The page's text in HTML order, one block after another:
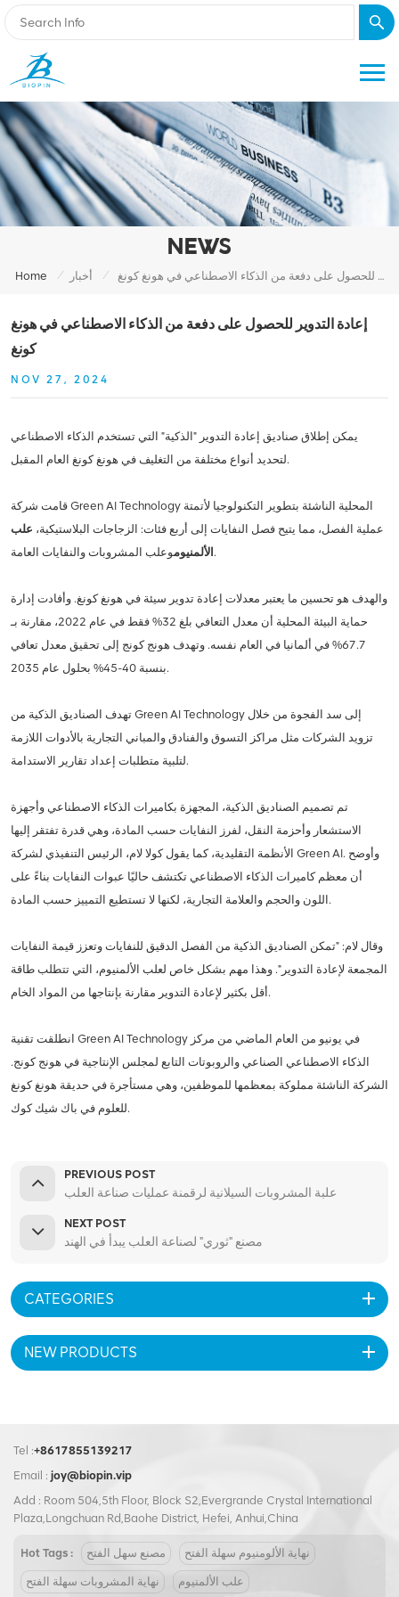
NEWS
Home / أخبار / إعادة التدوير للحصول على دفعة من الذكاء الاصطناعي في هونغ كونغ
إعادة التدوير للحصول على دفعة من الذكاء الاصطناعي في هونغ
كونغ
NOV 27, 2024
يمكن إطلاق صناديق إعادة التدوير "الذكية" التي تستخدم الذكاء الاصطناعي
لتحديد أنواع مختلفة من التغليف في هونغ كونغ العام المقبل.
قامت شركة Green AI Technology المحلية الناشئة بتطوير التكنولوجيا لأتمتة
عملية الفصل، مما يتيح فصل النفايات إلى أربع فئات: الزجاجات البلاستيكية، علب
الألمنيوم وعلب المشروبات والنفايات العامة.
والهدف هو تحسين ما يعتبر معدلات إعادة تدوير سيئة في هونغ كونغ. وأفادت إدارة
حماية البيئة المحلية أن معدل التعافي بلغ 32% فقط في عام 2022، مقارنة بـ
67.7% في ألمانيا في العام نفسه. وتهدف هونج كونج إلى تحقيق معدل تعافي
بنسبة 40-45% بحلول عام 2035.
تهدف الصناديق الذكية من Green AI Technology إلى سد الفجوة من خلال
تزويد الشركات مثل مراكز التسوق والفنادق والمباني التجارية بالأدوات اللازمة
لتلبية متطلبات إعداد تقارير الاستدامة.
تم تصميم الصناديق الذكية، المجهزة بكاميرات الذكاء الاصطناعي وأجهزة
الاستشعار وأحزمة النقل، لفرز النفايات حسب المادة، وهي قدرة تفتقر إليها
الأنظمة التقليدية، كما يقول كولا لام، الرئيس التنفيذي لشركة Green AI. وأوضح
أن معظم كاميرات الذكاء الاصطناعي تكتشف حاليًا عبوات النفايات بناءً على
اللون والحجم والعلامة التجارية، لكنها لا تستطيع التمييز حسب المادة.
وقال لام: "تمكن الصناديق الذكية من الفصل الدقيق للنفايات وتعزز قيمة النفايات
المجمعة لإعادة التدوير". وهذا مهم بشكل خاص لعلب الألمنيوم، التي تتطلب طاقة
أقل بكثير لإعادة التدوير مقارنة بإنتاجها من المواد الخام.
انطلقت تقنية Green AI Technology في يونيو من العام الماضي من مركز
الذكاء الاصطناعي الصناعي والروبوتات التابع لمجلس الإنتاجية في هونج كونج.
الشركة الناشئة مملوكة بمعظمها للموظفين، وهي مستأجرة في حديقة هونغ كونغ
للعلوم في باك شيك كوك.
PREVIOUS POST
علبة المشروبات السيلانية لرقمنة عمليات صناعة العلب
NEXT POST
مصنع "ثوري" لصناعة العلب يبدأ في الهند
CATEGORIES
NEW PRODUCTS
Tel :+8617855139217
Email : joy@biopin.vip
Add : Room 504,5th Floor, Block S2,Evergrande Crystal International
Plaza,Longchuan Rd,Baohe District, Hefei, Anhui,China
Hot Tags : مصنع سهل الفتح نهاية الألومنيوم سهلة الفتح
نهاية المشروبات سهلة الفتح علب الألمنيوم